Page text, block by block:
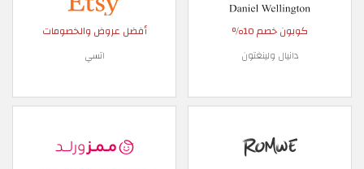
كوبون خصم 10٪
دانيال ولينغتون
أفضل عروض والخصومات
اتسي